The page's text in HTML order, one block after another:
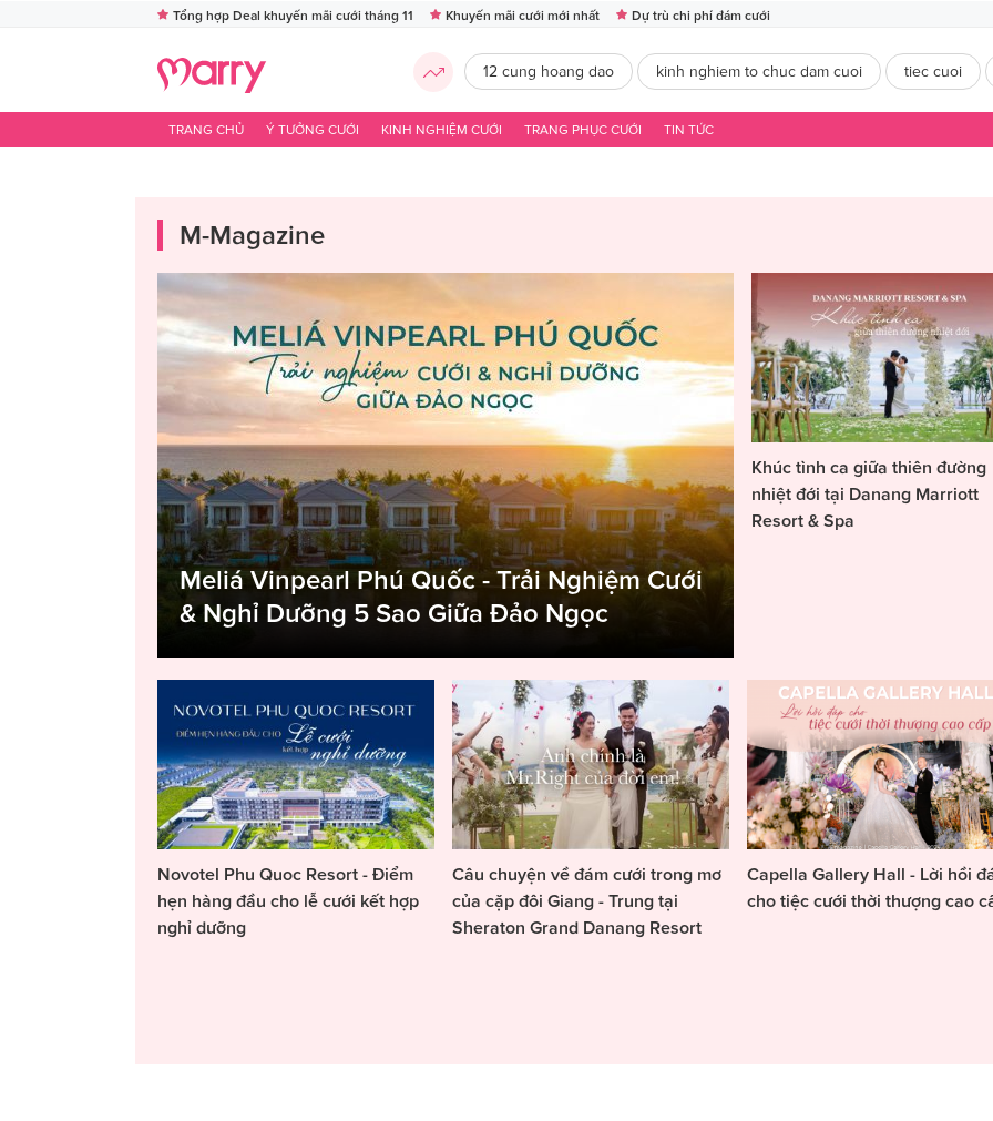
Tổng hợp Deal khuyến mãi cưới tháng 11 Khuyến mãi cưới mới nhất Dự trù chi phí đám cưới
12 cung hoang dao kinh nghiem to chuc dam cuoi tiec cuoi
TRANG CHỦ Ý TƯỞNG CƯỚI KINH NGHIỆM CƯỚI TRANG PHỤC CƯỚI TIN TỨC
M-Magazine
Meliá Vinpearl Phú Quốc - Trải Nghiệm Cưới
& Nghỉ Dưỡng 5 Sao Giữa Đảo Ngọc
Khúc tình ca giữa thiên đường
nhiệt đới tại Danang Marriott
Resort & Spa
Novotel Phu Quoc Resort - Điểm
hẹn hàng đầu cho lễ cưới kết hợp
nghỉ dưỡng
Câu chuyện về đám cưới trong mơ
của cặp đôi Giang - Trung tại
Sheraton Grand Danang Resort
Capella Gallery Hall - Lời hồi
cho tiệc cưới thời thượng cao